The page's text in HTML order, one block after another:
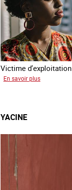
Victime d'exploitation
En savoir plus
YACINE